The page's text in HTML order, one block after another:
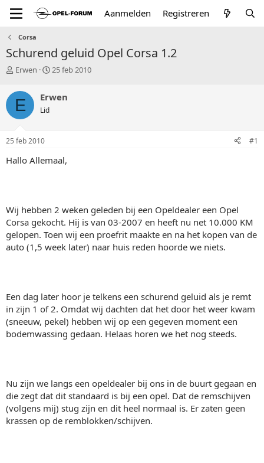
Aanmelden Registreren
Corsa
Schurend geluid Opel Corsa 1.2
T
p
i
c
s
a
t
Erwen
S
r
a
m
25 feb 2010
E Erwen
Lid
25 feb 2010 #1
Hallo Allemaal,
Wij hebben 2 weken geleden bij een Opeldealer een Opel
Corsa gekocht. Hij is van 03-2007 en heeft nu net 10.000 KM
gelopen. Toen wij een proefrit maakte en na het kopen van de
auto (1,5 week later) naar huis reden hoorde we niets.
Een dag later hoor je telkens een schurend geluid als je remt
in zijn 1 of 2. Omdat wij dachten dat het door het weer kwam
(sneeuw, pekel) hebben wij op een gegeven moment een
bodemwassing gedaan. Helaas horen we het nog steeds.
Nu zijn we langs een opeldealer bij ons in de buurt gegaan en
die zegt dat dit standaard is bij een opel. Dat de remschijven
(volgens mij) stug zijn en dit heel normaal is. Er zaten geen
krassen op de remblokken/schijven.